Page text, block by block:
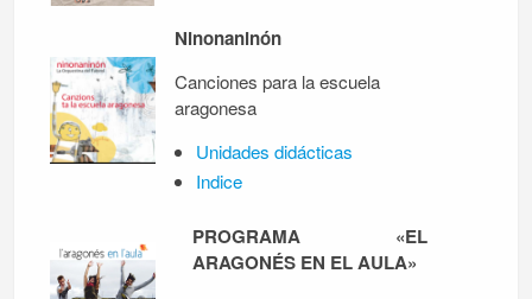
Ninonaninón
Canciones para la escuela
aragonesa
Unidades didácticas
Indice
PROGRAMA «EL
ARAGONÉS EN EL AULA»